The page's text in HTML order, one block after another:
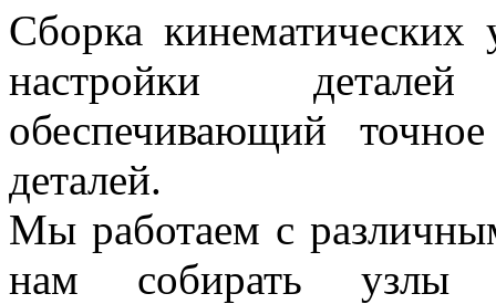
Сборка
настройки
обеспечивающий
деталей.
Мы работаем с
нам собирать узлы